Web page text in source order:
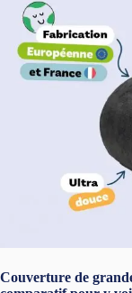
Couverture de